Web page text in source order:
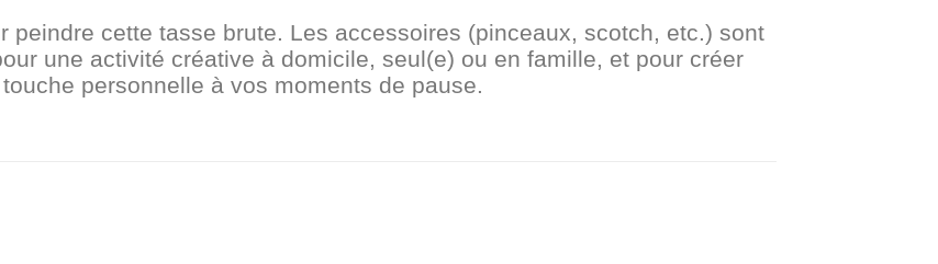
peindre cette tasse brute. Les accessoires (pinceaux, scotch, etc.) sont
une activité créative à domicile, seul(e) ou en famille, et pour créer
personnelle à vos moments de pause.